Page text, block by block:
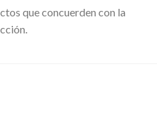
que concuerden con la